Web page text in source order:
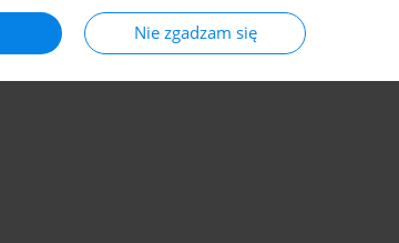
Nie zgadzam się